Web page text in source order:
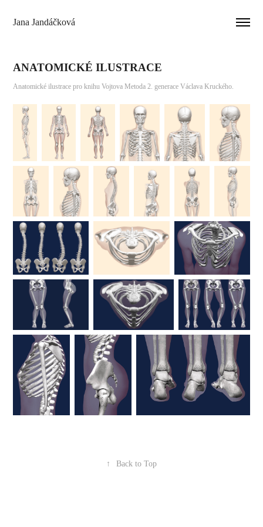
Jana Jandáčková
ANATOMICKÉ ILUSTRACE
Anatomické ilustrace pro knihu Vojtova Metoda 2. generace Václava Kruckého.
↑ Back to Top